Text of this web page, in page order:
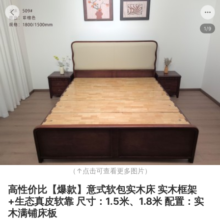
1/9
（↑点击可查看更多图片）
高性价比【爆款】意式软包实木床 实木框架
+生态真皮软靠 尺寸：1.5米、1.8米 配置：实
木满铺床板